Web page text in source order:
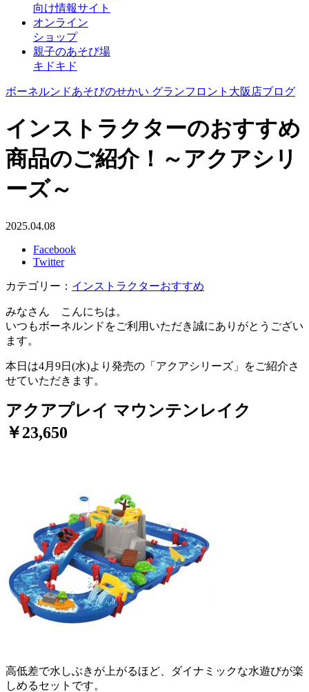
向け情報サイト
オンライン
ショップ
親子のあそび場
キドキド
ボーネルンドあそびのせかい グランフロント大阪店ブログ
インストラクターのおすすめ
商品のご紹介！～アクアシリ
ーズ～
2025.04.08
Facebook
Twitter
カテゴリー： インストラクターおすすめ
みなさん こんにちは。
いつもボーネルンドをご利用いただき誠にありがとうござい
ます。
本日は4月9日(水)より発売の「アクアシリーズ」をご紹介さ
せていただきます。
アクアプレイ マウンテンレイク
￥23,650
高低差で水しぶきが上がるほど、ダイナミックな水遊びが楽
しめるセットです。